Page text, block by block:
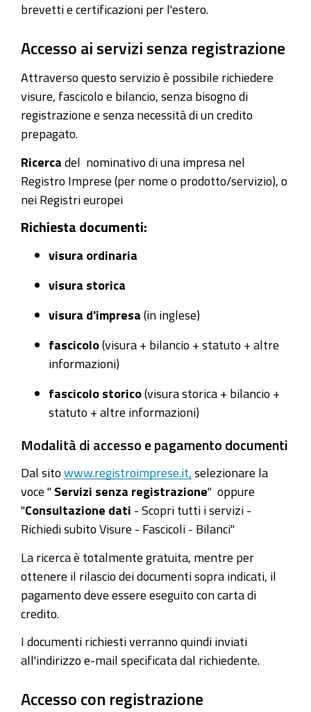
brevetti e certificazioni per l'estero.
Accesso ai servizi senza registrazione
Attraverso questo servizio è possibile richiedere
visure, fascicolo e bilancio, senza bisogno di
registrazione e senza necessità di un credito
prepagato.
Ricerca del nominativo di una impresa nel
Registro Imprese (per nome o prodotto/servizio), o
nei Registri europei
Richiesta documenti:
visura ordinaria
visura storica
visura d'impresa (in inglese)
fascicolo (visura + bilancio + statuto + altre
informazioni)
fascicolo storico (visura storica + bilancio +
statuto + altre informazioni)
Modalità di accesso e pagamento documenti
Dal sito www.registroimprese.it, selezionare la
voce " Servizi senza registrazione" oppure
"Consultazione dati - Scopri tutti i servizi -
Richiedi subito Visure - Fascicoli - Bilanci"
La ricerca è totalmente gratuita, mentre per
ottenere il rilascio dei documenti sopra indicati, il
pagamento deve essere eseguito con carta di
credito.
I documenti richiesti verranno quindi inviati
all'indirizzo e-mail specificata dal richiedente.
Accesso con registrazione